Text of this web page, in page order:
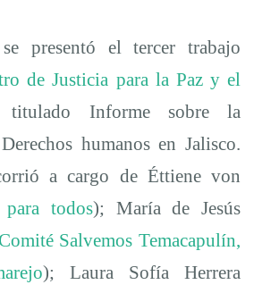
presentó el tercer trabajo
de Justicia para la Paz y el
titulado Informe sobre la
humanos en Jalisco.
a cargo de Éttiene von
todos); María de Jesús
Salvemos Temacapulín,
); Laura Sofía Herrera